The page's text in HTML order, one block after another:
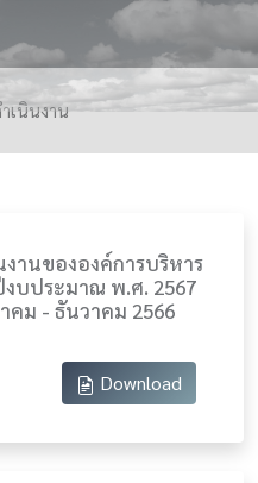
เนินงาน
านขององค์การบริหาร
บประมาณ พ.ศ. 2567
คม - ธันวาคม 2566
Download